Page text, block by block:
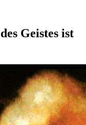
Geistes ist